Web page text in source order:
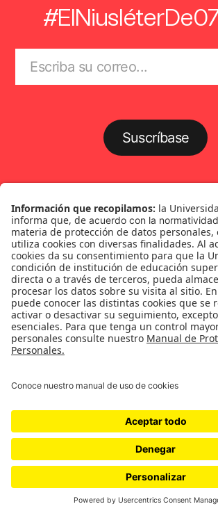
Suscríbase
Género
Política
Cultura
Medio ambiente
Medios y periodismo
Ciudad
¿Quiénes somos?
Podcasts
Ediciones especiales